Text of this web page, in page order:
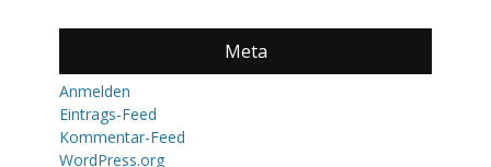
Meta
Anmelden
Eintrags-Feed
Kommentar-Feed
WordPress.org